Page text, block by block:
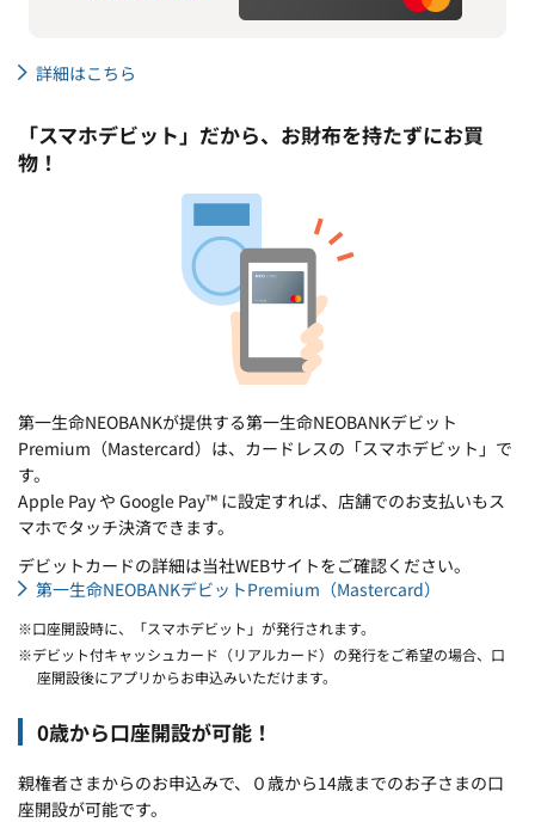
詳細はこちら
「スマホデビット」だから、お財布を持たずにお買
物！
第一生命NEOBANKが提供する第一生命NEOBANKデビット
Premium（Mastercard）は、カードレスの「スマホデビット」で
す。
Apple Pay や Google Pay™ に設定すれば、店舗でのお支払いもス
マホでタッチ決済できます。
デビットカードの詳細は当社WEBサイトをご確認ください。
第一生命NEOBANKデビットPremium（Mastercard）
※口座開設時に、「スマホデビット」が発行されます。
※デビット付キャッシュカード（リアルカード）の発行をご希望の場合、口
座開設後にアプリからお申込みいただけます。
0歳から口座開設が可能！
親権者さまからのお申込みで、０歳から14歳までのお子さまの口
座開設が可能です。